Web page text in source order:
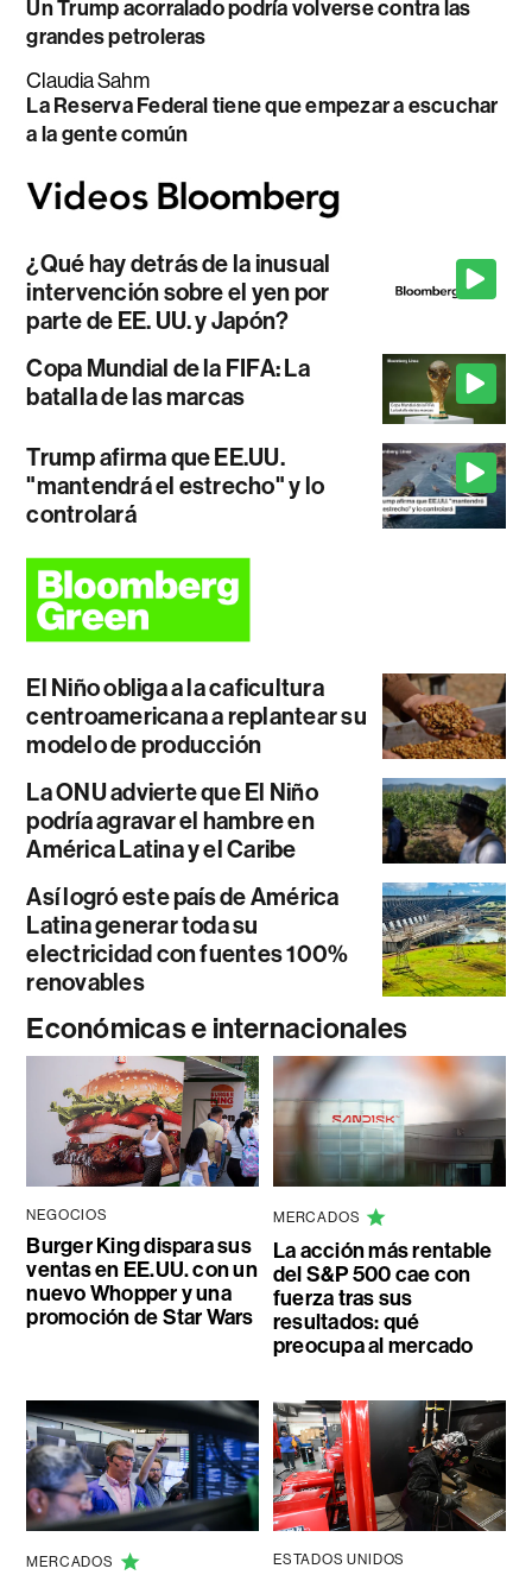
Un Trump acorralado podría volverse contra las
grandes petroleras
Claudia Sahm
La Reserva Federal tiene que empezar a escuchar
a la gente común
¿Qué hay detrás de la inusual
intervención sobre el yen por
parte de EE. UU. y Japón?
Copa Mundial de la FIFA: La
batalla de las marcas
Trump afirma que EE.UU.
"mantendrá el estrecho" y lo
controlará
El Niño obliga a la caficultura
centroamericana a replantear su
modelo de producción
La ONU advierte que El Niño
podría agravar el hambre en
América Latina y el Caribe
Así logró este país de América
Latina generar toda su
electricidad con fuentes 100%
renovables
Económicas e internacionales
NEGOCIOS
Burger King dispara sus
ventas en EE.UU. con un
nuevo Whopper y una
promoción de Star Wars
MERCADOS
La acción más rentable
del S&P 500 cae con
fuerza tras sus
resultados: qué
preocupa al mercado
MERCADOS ESTADOS UNIDOS